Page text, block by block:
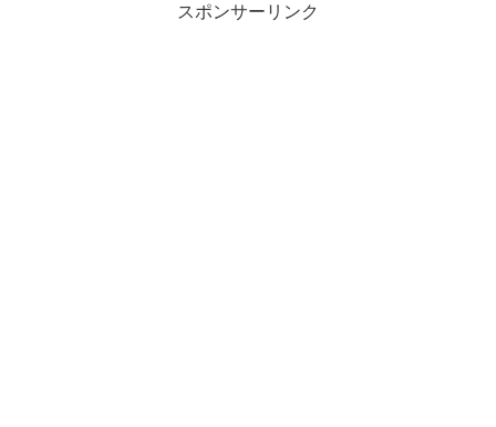
スポンサーリンク